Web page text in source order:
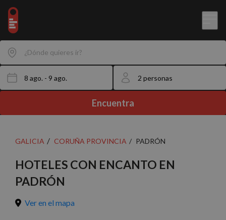
¿Dónde quieres ir?
Encuentra
GALICIA CORUÑA PROVINCIA PADRÓN
HOTELES CON ENCANTO EN
PADRÓN
Ver en el mapa